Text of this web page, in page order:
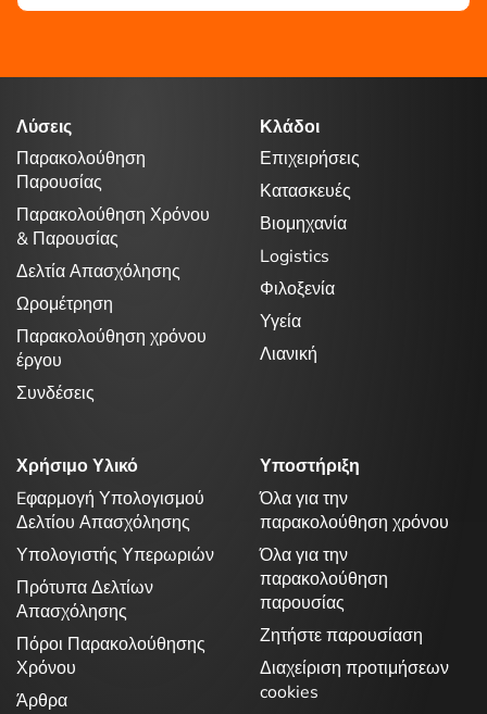
Λύσεις
Παρακολούθηση
Παρουσίας
Παρακολούθηση Χρόνου
& Παρουσίας
Δελτία Απασχόλησης
Ωρομέτρηση
Παρακολούθηση χρόνου
έργου
Συνδέσεις
Κλάδοι
Επιχειρήσεις
Κατασκευές
Βιομηχανία
Logistics
Φιλοξενία
Υγεία
Λιανική
Χρήσιμο Υλικό
Eφαρμογή Υπολογισμού
Δελτίου Απασχόλησης
Υπολογιστής Υπερωριών
Πρότυπα Δελτίων
Απασχόλησης
Πόροι Παρακολούθησης
Χρόνου
Άρθρα
Υποστήριξη
Όλα για την
παρακολούθηση χρόνου
Όλα για την
παρακολούθηση
παρουσίας
Ζητήστε παρουσίαση
Διαχείριση προτιμήσεων
cookies